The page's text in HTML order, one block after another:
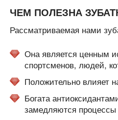
ЧЕМ ПОЛЕЗНА
Рассматриваемая нами
Она является ценным
спортсменов, людей,
Положительно влияет
Богата
замедляются